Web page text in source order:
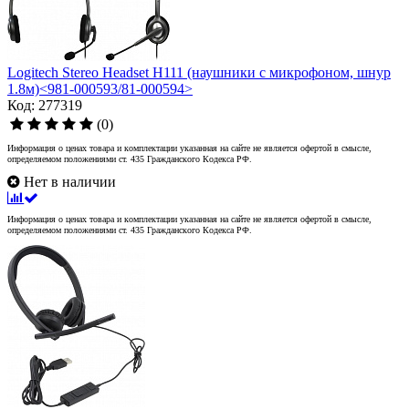
Logitech Stereo Headset H111 (наушники с микрофоном, шнур
1.8м)<981-000593/81-000594>
Код: 277319
(0)
Информация о ценах товара и комплектации указанная на сайте не является офертой в смысле,
определяемом положениями ст. 435 Гражданского Кодекса РФ.
Нет в наличии
Информация о ценах товара и комплектации указанная на сайте не является офертой в смысле,
определяемом положениями ст. 435 Гражданского Кодекса РФ.